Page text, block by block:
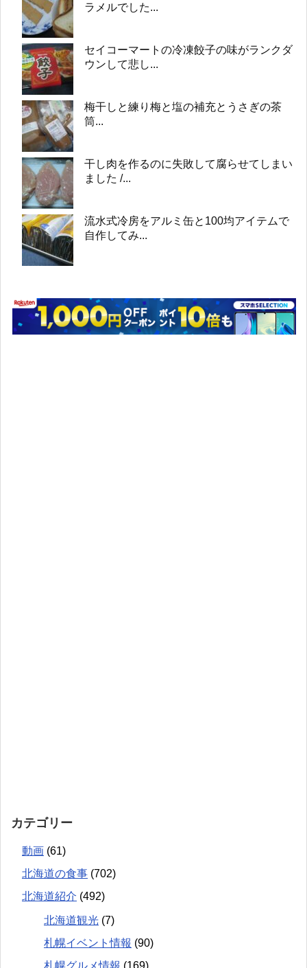
ラメルでした...
セイコーマートの冷凍餃子の味がランクダ
ウンして悲し...
梅干しと練り梅と塩の補充とうさぎの茶
筒...
干し肉を作るのに失敗して腐らせてしまい
ました /...
流水式冷房をアルミ缶と100均アイテムで
自作してみ...
カテゴリー
動画 (61)
北海道の食事 (702)
北海道紹介 (492)
北海道観光 (7)
札幌イベント情報 (90)
札幌グルメ情報 (169)